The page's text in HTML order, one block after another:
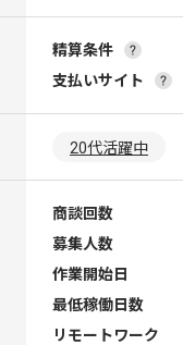
精算条件
支払いサイト
20代活躍中
商談回数
募集人数
作業開始日
最低稼働日数
リモートワーク